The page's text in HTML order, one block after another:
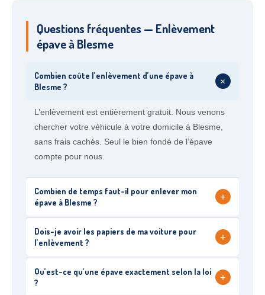
Questions fréquentes — Enlèvement
épave à Blesme
Combien coûte l’enlèvement d’une épave à
Blesme ?
+
L’enlèvement est entièrement gratuit. Nous venons
chercher votre véhicule à votre domicile à Blesme,
sans frais cachés. Seul le bien fondé de l’épave
compte pour nous.
Combien de temps faut-il pour enlever mon
épave à Blesme ?
+
Dois-je avoir les papiers de ma voiture pour
l’enlèvement ?
+
Qu’est-ce qu’une épave exactement selon la loi
?
+